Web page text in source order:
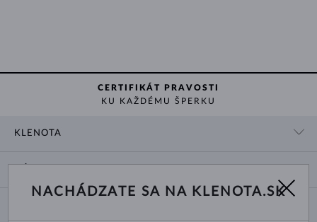
CERTIFIKÁT PRAVOSTI
KU KAŽDÉMU ŠPERKU
KLENOTA
O NÁS
DODANIE A PLATBA ZA TOVAR
NACHÁDZATE SA NA KLENOTA.SK